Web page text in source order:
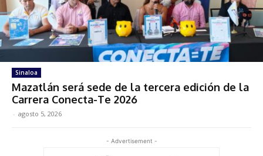
Sinaloa
Mazatlán será sede de la tercera edición de la
Carrera Conecta-Te 2026
- agosto 5, 2026
- Advertisement -